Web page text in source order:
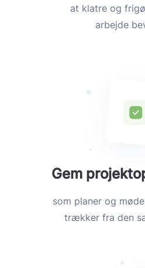
at klatre og
arbejde
Gem
som planer og
trækker fra den